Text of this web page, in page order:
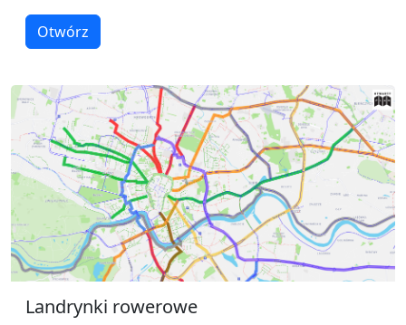
Otwórz
Landrynki rowerowe